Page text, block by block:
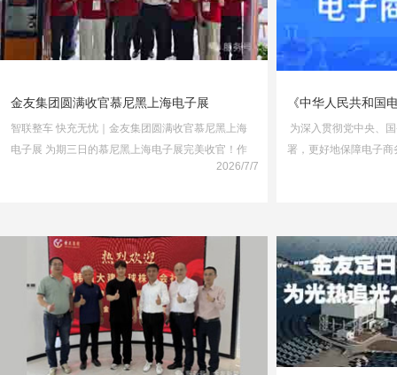
金友集团圆满收官慕尼黑上海电子展
智联整车 快充无忧｜金友集团圆满收官慕尼黑上海
电子展 为期三日的慕尼黑上海电子展完美收官！作
2026/7/7
《中华人民共和国
为深入贯彻党中央、
署，更好地保障电子